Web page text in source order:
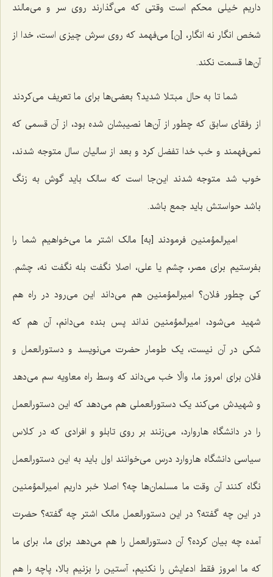
داریم خیلی محکم است وقتی که می‌گذارند روی سر و می‌مالند
شخص انگار نه انگار، [ن‌] می‌فهمد که روی سرش چیزی است، خدا از
آن‌ها قسمت نکند.
شما تا به حال مبتلا شدید؟ بعضی‌ها برای ما تعریف می‌کردند
از رفقای سابق که چطور از آن‌ها نصیبشان شده بود، از آن قسمی که
نمی‌فهمند و خب خدا تفضل کرد و بعد از سالیان سال متوجه شدند،
خوب شد متوجه شدند این‌جا است که سالک باید گوش به زنگ
باشد حواستش باید جمع باشد.
امیرالمؤمنین فرمودند [به‌] مالک اشتر ما می‌خواهیم شما را
بفرستیم برای مصر، چشم یا علی، اصلا نگفت بله نگفت نه، چشم.
کی چطور فلان؟ امیرالمؤمنین هم می‌داند این می‌رود در راه هم
شهید می‌شود، امیرالمؤمنین نداند پس بنده می‌دانم، آن هم که
شکی در آن نیست، یک طومار حضرت می‌نویسد و دستورالعمل و
فلان برای امروز ما، والّا خب می‌داند که وسط راه معاویه سم می‌دهد
و شهیدش می‌کند یک دستورالعملی هم می‌دهد که این دستورالعمل
را در دانشگاه هاروارد، می‌زنند بر روی تابلو و افرادی که در کلاس
سیاسی دانشگاه هاروارد درس می‌خوانند اول باید به این دستورالعمل
نگاه کنند آن وقت ما مسلمان‌ها چه؟ اصلا خبر داریم امیرالمؤمنین
در این چه گفته؟ در این دستورالعمل مالک اشتر چه گفته؟ حضرت
آمده چه بیان کرده؟ آن دستورالعمل را هم می‌دهد برای ما، برای ما
که ما امروز فقط ادعایش را نکنیم، آستین را بزنیم بالا، پاچه را هم